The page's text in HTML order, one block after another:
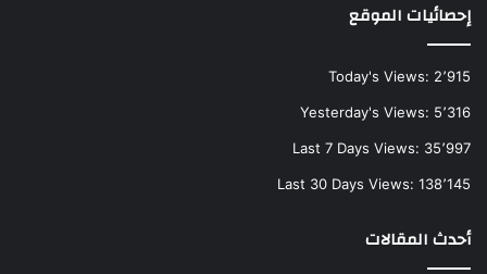
إحصائيات الموقع
Today's Views: 2٬915
Yesterday's Views: 5٬316
Last 7 Days Views: 35٬997
Last 30 Days Views: 138٬145
أحدث المقالات